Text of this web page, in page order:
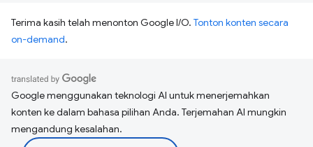
Terima kasih telah menonton Google I/O. Tonton konten secara
on-demand.
Google menggunakan teknologi AI untuk menerjemahkan
konten ke dalam bahasa pilihan Anda. Terjemahan AI mungkin
mengandung kesalahan.